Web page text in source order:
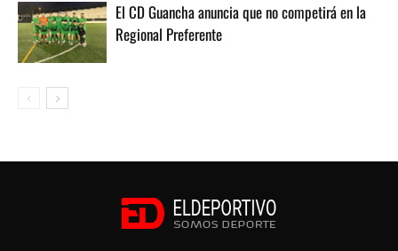
El CD Guancha anuncia que no competirá en la
Regional Preferente